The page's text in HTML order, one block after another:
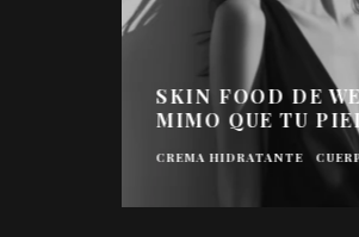
SKIN FOOD DE
MIMO QUE TU
CREMA HIDRATANTE